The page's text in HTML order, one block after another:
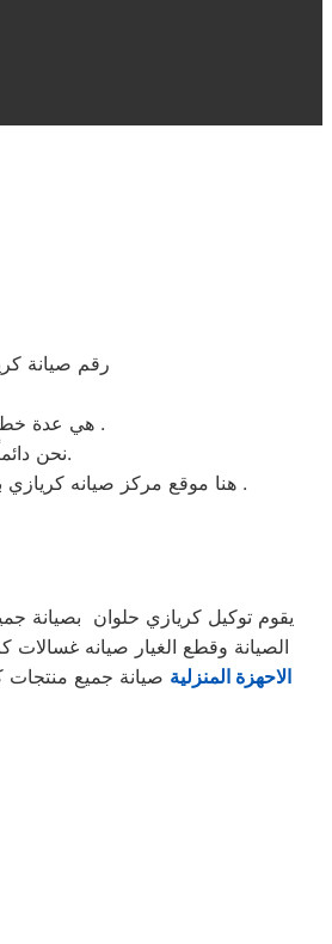
رقم صيانة
هي عدة خطوات بسيطة وستحصلون علي افضل خدمات اصلاح الاجهزة الكهربائية المنزلية كريازي بحد اقصي اربعة وعشرون ساعة بجميع احياء حلوان .
نحن دائماً قريبون منك بحلوان والمناطق المحيطة، نحن بجانبك لتقديم الدعم الفني والمشورة وضمان إصلاح سريع، فقط ثق بنا وبكفائتنا المهنية.
هنا موقع مركز صيانه كريازي بحلوان المعتمد للاجهزة الكهربائية المنزلية ، نبذل قصاري جهدنا ونضع جميع امكانيات مركز المساعدة والدعم الفني لخدمة عملاء شركة كريازي للصيانة دوما .
يقوم توكيل كريازي حلوان بصيانة
الصيانة وقطع الغيار صيانه
الاحهزة المنزلية صيانة جميع منتجات